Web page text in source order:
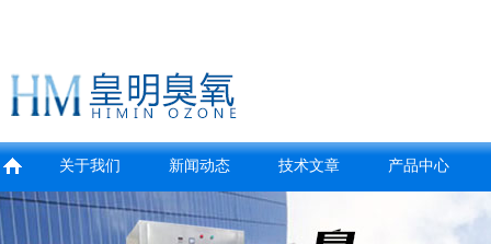
关于我们 新闻动态 技术文章 产品中心